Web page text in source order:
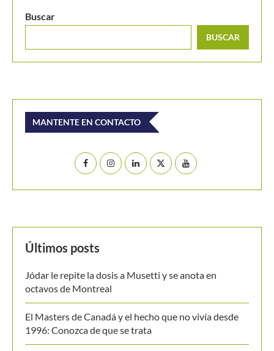
Buscar
BUSCAR
MANTENTE EN CONTACTO
Últimos posts
Jódar le repite la dosis a Musetti y se anota en
octavos de Montreal
El Masters de Canadá y el hecho que no vivía desde
1996: Conozca de que se trata